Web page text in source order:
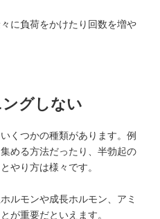
に負荷をかけたり回数を増や
グしない
くつかの種類があります。例
める方法だったり、半勃起の
やり方は様々です。
ルモンや成長ホルモン、アミ
が重要だといえます。